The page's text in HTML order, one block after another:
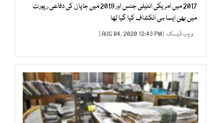
2017 میں امریکی انٹیلی جنس اور 2019 میں جاپان کی دفاعی رپورٹ
میں بھی ایسا ہی انکشاف کیا گیا تھا
ویب ڈیسک | AUG 04, 2020 12:43 PM |